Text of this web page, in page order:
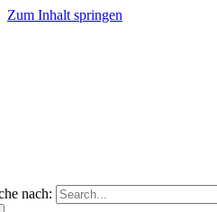
Zum Inhalt springen
nach: